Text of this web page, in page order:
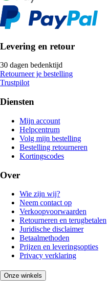
Levering en retour
30 dagen bedenktijd
Retourneer je bestelling
Trustpilot
Diensten
Mijn account
Helpcentrum
Volg mijn bestelling
Bestelling retourneren
Kortingscodes
Over
Wie zijn wij?
Neem contact op
Verkoopvoorwaarden
Retourneren en terugbetalen
Juridische disclaimer
Betaalmethoden
Prijzen en leveringsopties
Privacy verklaring
Onze winkels